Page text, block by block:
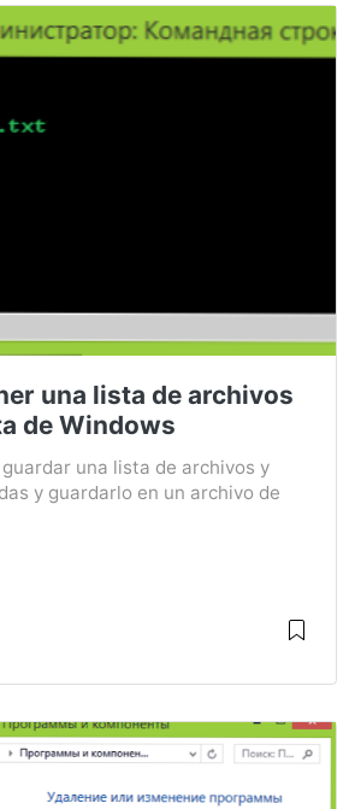
una lista de archivos
de Windows
una lista de archivos y
y guardarlo en un archivo de